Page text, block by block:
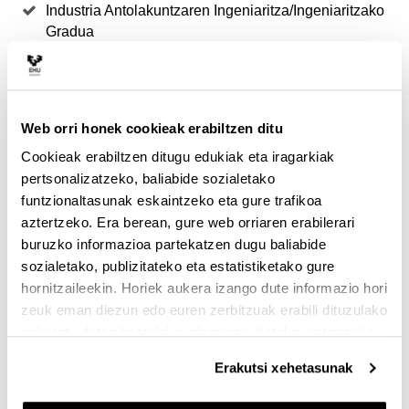
Web orri honek cookieak erabiltzen ditu
Cookieak erabiltzen ditugu edukiak eta iragarkiak
pertsonalizatzeko, baliabide sozialetako
funtzionaltasunak eskaintzeko eta gure trafikoa
aztertzeko. Era berean, gure web orriaren erabilerari
buruzko informazioa partekatzen dugu baliabide
sozialetako, publizitateko eta estatistiketako gure
hornitzaileekin. Horiek aukera izango dute informazio hori
zeuk eman diezun edo euren zerbitzuak erabili dituzulako
Erakutsi xehetasunak
Industria Antolakuntzaren Ingeniaritza/Ingeniaritzako
Gradua
Ingeniaritza
Industria Elektronikaren eta Automatikaren
Ingeniaritza /Gradua
Industria Ingeniaritza/Ingeniaritzako Gradua
Industria Teknologiaren Ingeniaritzako Gradua
Informatika Ingeniaritza/Ingeniaritzako Gradua
Informatikaren Ingeniaritza/ Informatikaren
Ingeniaritzako Gradua
Ingeniaritza Elektrikoko Gradua